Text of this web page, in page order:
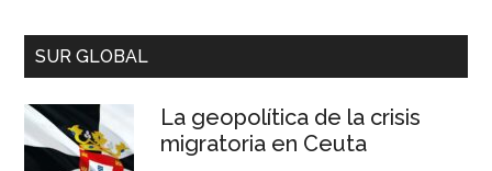
SUR GLOBAL
La geopolítica de la crisis
migratoria en Ceuta